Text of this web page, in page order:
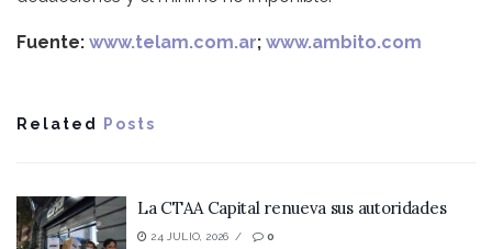
Fuente: www.telam.com.ar; www.ambito.com
Related Posts
La CTAA Capital renueva sus autoridades
24 JULIO, 2026 0